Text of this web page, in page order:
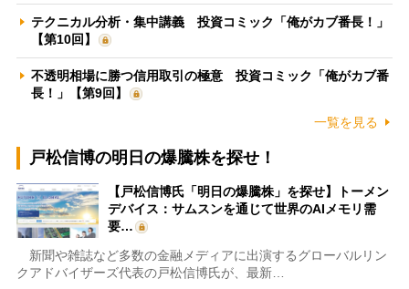
テクニカル分析・集中講義 投資コミック「俺がカブ番長！」
【第10回】
不透明相場に勝つ信用取引の極意 投資コミック「俺がカブ番
長！」【第9回】
一覧を見る
戸松信博の明日の爆騰株を探せ！
【戸松信博氏「明日の爆騰株」を探せ】トーメン
デバイス：サムスンを通じて世界のAIメモリ需
要…
新聞や雑誌など多数の金融メディアに出演するグローバルリン
クアドバイザーズ代表の戸松信博氏が、最新…